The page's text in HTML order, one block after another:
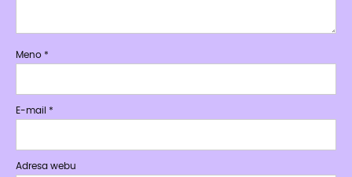
Meno *
E-mail *
Adresa webu